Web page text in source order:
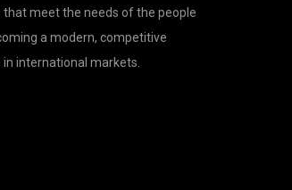
that meet the needs of the people
a modern, competitive
international markets.